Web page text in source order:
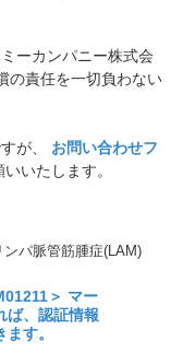
ーカンパニー株式会
の責任を一切負わない
が、 お問い合わせフ
いたします。
ンパ脈管筋腫症(LAM)